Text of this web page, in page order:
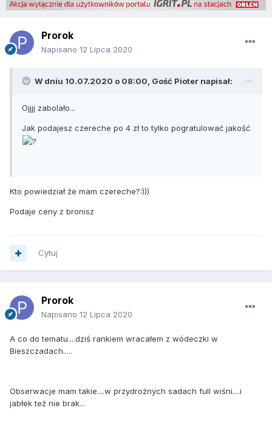
Prorok
Napisano 12 Lipca 2020
W dniu 10.07.2020 o 08:00, Gość Pioter napisał:
Ojjjj zabolało...
Jak podajesz czereche po 4 zł to tylko pogratulować jakość
Kto powiedział że mam czereche?:)))
Podaje ceny z bronisz
Cytuj
Prorok
Napisano 12 Lipca 2020
A co do tematu....dziś rankiem wracałem z wódeczki w
Bieszczadach.....
Obserwacje mam takie....w przydrożnych sadach full wiśni....i
jabłek też nie brak...